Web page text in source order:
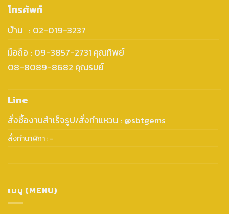
โทรศัพท์
บ้าน : 02-019-3237
มือถือ : 09-3857-2731 คุณทิพย์
08-8089-8682 คุณรมย์
Line
สั่งซื้องานสำเร็จรูป/สั่งทำแหวน : @sbtgems
สั่งทำนาฬิกา : -
เมนู (MENU)